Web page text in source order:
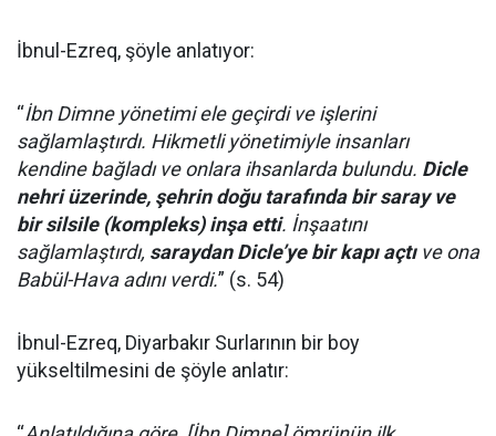
İbnul-Ezreq, şöyle anlatıyor:
“İbn Dimne yönetimi ele geçirdi ve işlerini
sağlamlaştırdı. Hikmetli yönetimiyle insanları
kendine bağladı ve onlara ihsanlarda bulundu. Dicle
nehri üzerinde, şehrin doğu tarafında bir saray ve
bir silsile (kompleks) inşa etti. İnşaatını
sağlamlaştırdı, saraydan Dicle’ye bir kapı açtıve ona
Babül-Hava adını verdi.” (s. 54)
İbnul-Ezreq, Diyarbakır Surlarının bir boy
yükseltilmesini de şöyle anlatır: